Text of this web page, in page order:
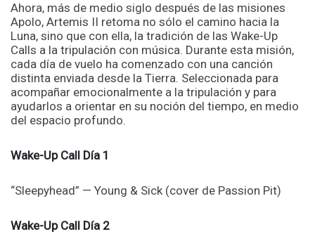
Ahora, más de medio siglo después de las misiones
Apolo, Artemis II retoma no sólo el camino hacia la
Luna, sino que con ella, la tradición de las Wake-Up
Calls a la tripulación con música. Durante esta misión,
cada día de vuelo ha comenzado con una canción
distinta enviada desde la Tierra. Seleccionada para
acompañar emocionalmente a la tripulación y para
ayudarlos a orientar en su noción del tiempo, en medio
del espacio profundo.
Wake-Up Call Día 1
“Sleepyhead” — Young & Sick (cover de Passion Pit)
Wake-Up Call Día 2